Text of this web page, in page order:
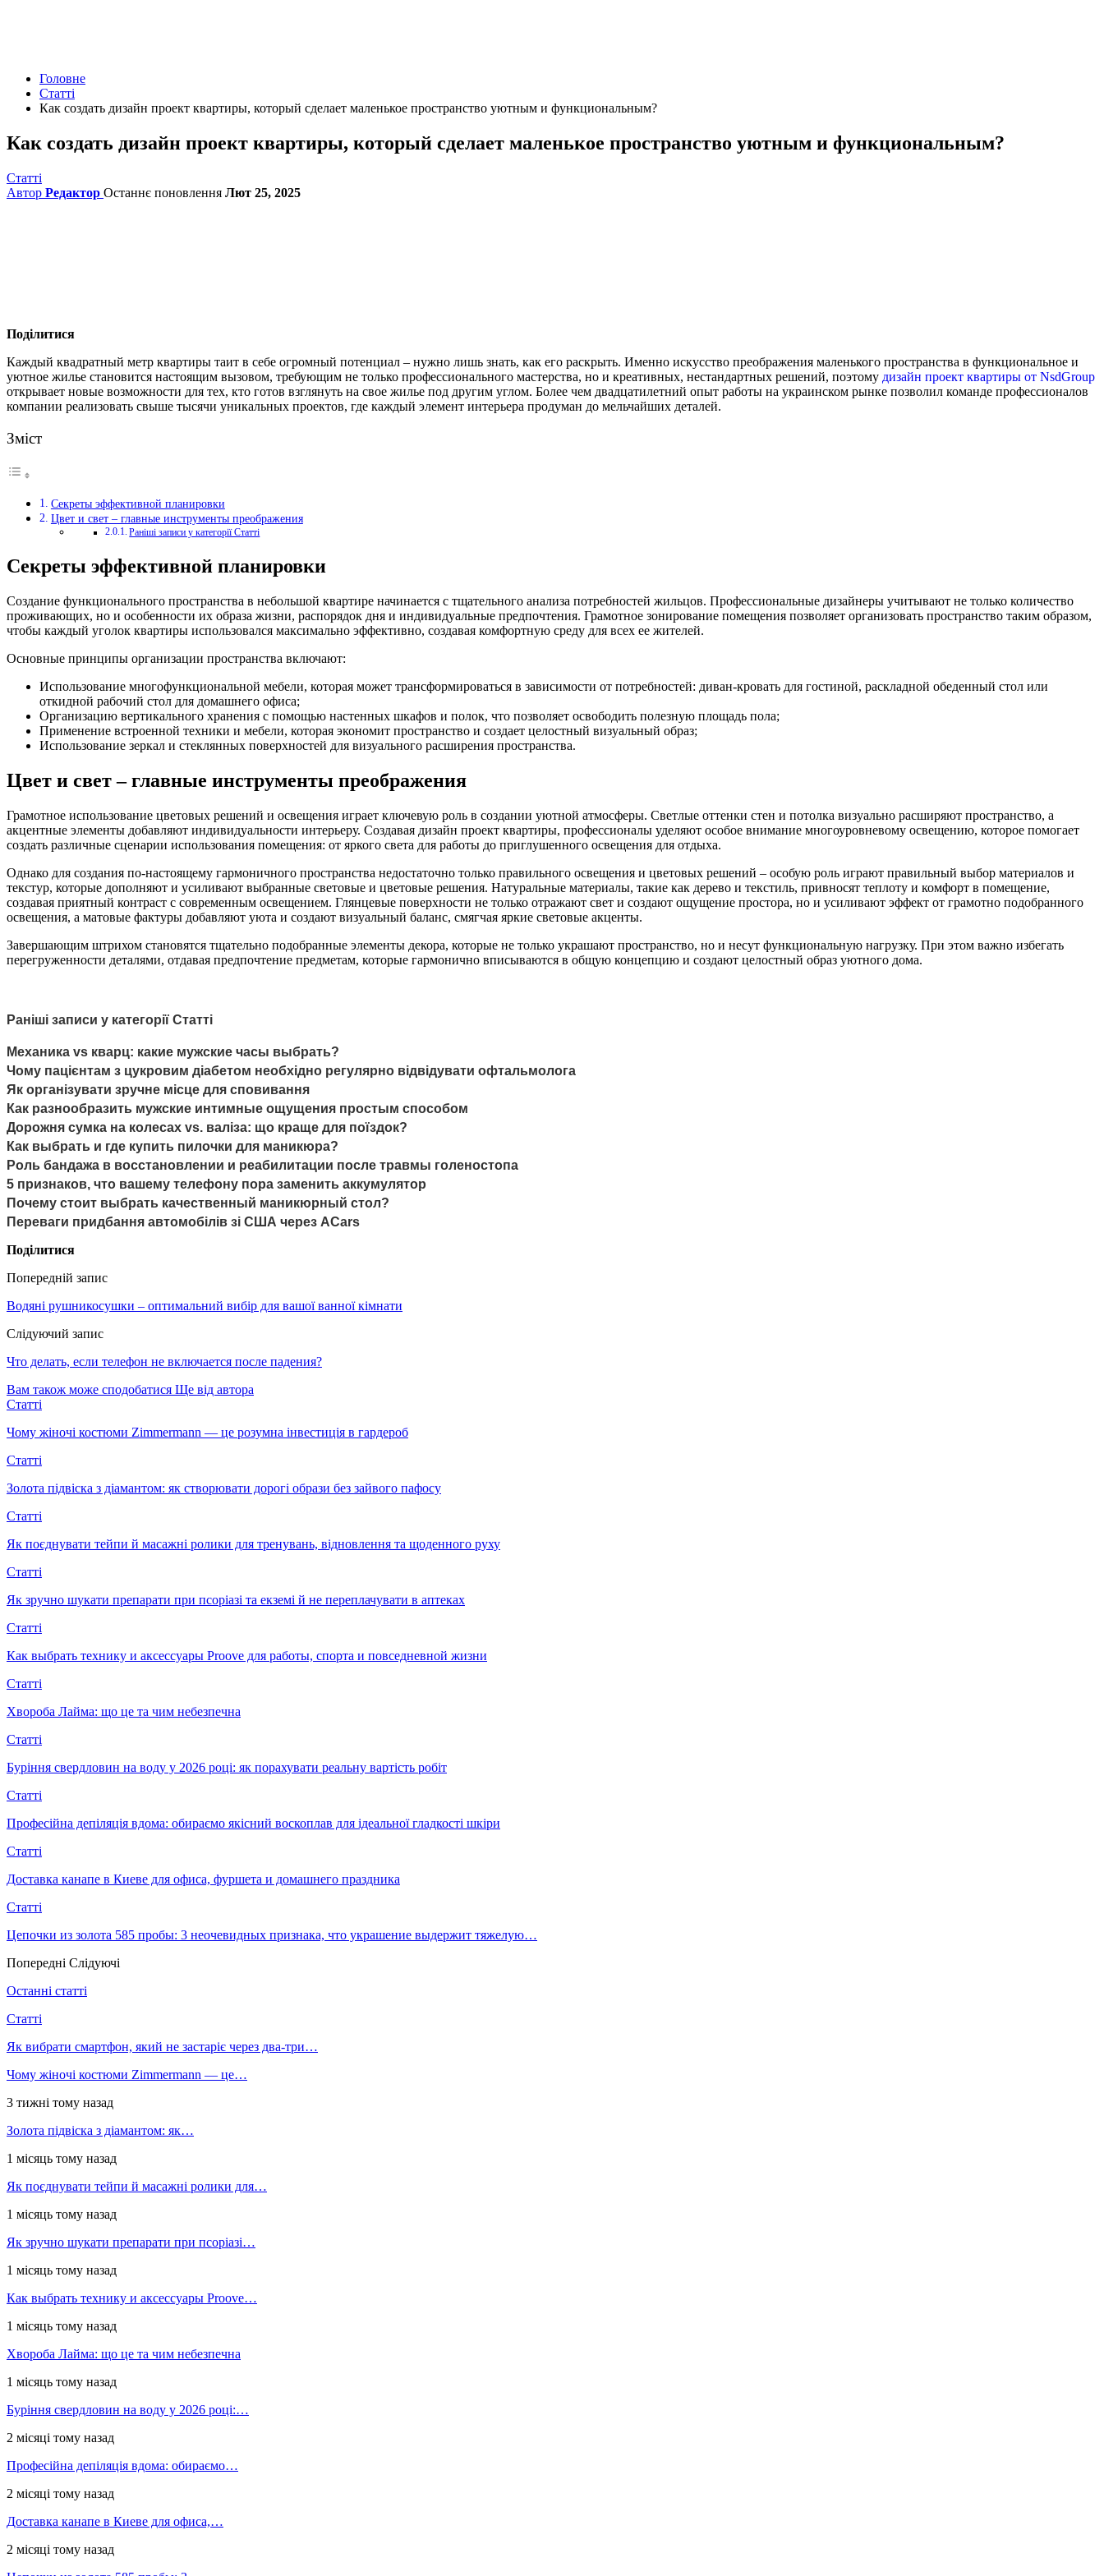
Головне
Статті
Как создать дизайн проект квартиры, который сделает маленькое пространство уютным и функциональным?
Как создать дизайн проект квартиры, который сделает маленькое пространство уютным и функциональным?
Статті
Автор Редактор Останнє поновлення Лют 25, 2025
Поділитися
Каждый квадратный метр квартиры таит в себе огромный потенциал – нужно лишь знать, как его раскрыть. Именно искусство преображения маленького пространства в функциональное и
уютное жилье становится настоящим вызовом, требующим не только профессионального мастерства, но и креативных, нестандартных решений, поэтому дизайн проект квартиры от NsdGroup
открывает новые возможности для тех, кто готов взглянуть на свое жилье под другим углом. Более чем двадцатилетний опыт работы на украинском рынке позволил команде профессионалов
компании реализовать свыше тысячи уникальных проектов, где каждый элемент интерьера продуман до мельчайших деталей.
Зміст
Секреты эффективной планировки
Цвет и свет – главные инструменты преображения
Раніші записи у категорії Статті
Секреты эффективной планировки
Создание функционального пространства в небольшой квартире начинается с тщательного анализа потребностей жильцов. Профессиональные дизайнеры учитывают не только количество
проживающих, но и особенности их образа жизни, распорядок дня и индивидуальные предпочтения. Грамотное зонирование помещения позволяет организовать пространство таким образом,
чтобы каждый уголок квартиры использовался максимально эффективно, создавая комфортную среду для всех ее жителей.
Основные принципы организации пространства включают:
Использование многофункциональной мебели, которая может трансформироваться в зависимости от потребностей: диван-кровать для гостиной, раскладной обеденный стол или
откидной рабочий стол для домашнего офиса;
Организацию вертикального хранения с помощью настенных шкафов и полок, что позволяет освободить полезную площадь пола;
Применение встроенной техники и мебели, которая экономит пространство и создает целостный визуальный образ;
Использование зеркал и стеклянных поверхностей для визуального расширения пространства.
Цвет и свет – главные инструменты преображения
Грамотное использование цветовых решений и освещения играет ключевую роль в создании уютной атмосферы. Светлые оттенки стен и потолка визуально расширяют пространство, а
акцентные элементы добавляют индивидуальности интерьеру. Создавая дизайн проект квартиры, профессионалы уделяют особое внимание многоуровневому освещению, которое помогает
создать различные сценарии использования помещения: от яркого света для работы до приглушенного освещения для отдыха.
Однако для создания по-настоящему гармоничного пространства недостаточно только правильного освещения и цветовых решений – особую роль играют правильный выбор материалов и
текстур, которые дополняют и усиливают выбранные световые и цветовые решения. Натуральные материалы, такие как дерево и текстиль, привносят теплоту и комфорт в помещение,
создавая приятный контраст с современным освещением. Глянцевые поверхности не только отражают свет и создают ощущение простора, но и усиливают эффект от грамотно подобранного
освещения, а матовые фактуры добавляют уюта и создают визуальный баланс, смягчая яркие световые акценты.
Завершающим штрихом становятся тщательно подобранные элементы декора, которые не только украшают пространство, но и несут функциональную нагрузку. При этом важно избегать
перегруженности деталями, отдавая предпочтение предметам, которые гармонично вписываются в общую концепцию и создают целостный образ уютного дома.
Раніші записи у категорії Статті
Механика vs кварц: какие мужские часы выбрать?
Чому пацієнтам з цукровим діабетом необхідно регулярно відвідувати офтальмолога
Як організувати зручне місце для сповивання
Как разнообразить мужские интимные ощущения простым способом
Дорожня сумка на колесах vs. валіза: що краще для поїздок?
Как выбрать и где купить пилочки для маникюра?
Роль бандажа в восстановлении и реабилитации после травмы голеностопа
5 признаков, что вашему телефону пора заменить аккумулятор
Почему стоит выбрать качественный маникюрный стол?
Переваги придбання автомобілів зі США через ACars
Поділитися
Попередній запис
Водяні рушникосушки – оптимальний вибір для вашої ванної кімнати
Слідуючий запис
Что делать, если телефон не включается после падения?
Вам також може сподобатися Ще від автора
Статті
Чому жіночі костюми Zimmermann — це розумна інвестиція в гардероб
Статті
Золота підвіска з діамантом: як створювати дорогі образи без зайвого пафосу
Статті
Як поєднувати тейпи й масажні ролики для тренувань, відновлення та щоденного руху
Статті
Як зручно шукати препарати при псоріазі та екземі й не переплачувати в аптеках
Статті
Как выбрать технику и аксессуары Proove для работы, спорта и повседневной жизни
Статті
Хвороба Лайма: що це та чим небезпечна
Статті
Буріння свердловин на воду у 2026 році: як порахувати реальну вартість робіт
Статті
Професійна депіляція вдома: обираємо якісний воскоплав для ідеальної гладкості шкіри
Статті
Доставка канапе в Киеве для офиса, фуршета и домашнего праздника
Статті
Цепочки из золота 585 пробы: 3 неочевидных признака, что украшение выдержит тяжелую…
Попередні Слідуючі
Останні статті
Статті
Як вибрати смартфон, який не застаріє через два-три…
Чому жіночі костюми Zimmermann — це…
3 тижні тому назад
Золота підвіска з діамантом: як…
1 місяць тому назад
Як поєднувати тейпи й масажні ролики для…
1 місяць тому назад
Як зручно шукати препарати при псоріазі…
1 місяць тому назад
Как выбрать технику и аксессуары Proove…
1 місяць тому назад
Хвороба Лайма: що це та чим небезпечна
1 місяць тому назад
Буріння свердловин на воду у 2026 році:…
2 місяці тому назад
Професійна депіляція вдома: обираємо…
2 місяці тому назад
Доставка канапе в Киеве для офиса,…
2 місяці тому назад